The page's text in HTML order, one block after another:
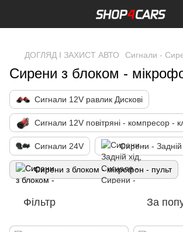
ДОГЛЯД І ЗАХИСТ АВТО Сигнали -
Сирени з блоком -
Сигнали 12V равлик Дискові
Сигнали 12V повітряні - компресор -
Сигнали 24V Сирени - Задній
Сирени з блоком - мікрофон - пульт
Фільтр За